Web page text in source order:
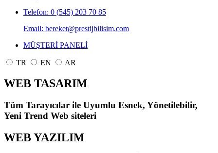
Telefon: 0 (545) 203 70 85
Email: bereket@prestijbilisim.com
MÜŞTERİ PANELİ
TR EN AR
WEB TASARIM
Tüm Tarayıcılar ile Uyumlu Esnek, Yönetilebilir,
Yeni Trend Web siteleri
WEB YAZILIM